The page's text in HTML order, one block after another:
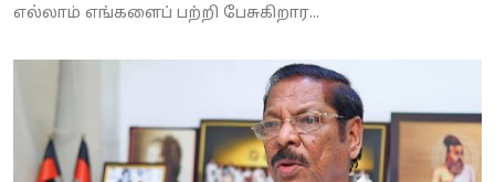
எல்லாம் எங்களைப் பற்றி பேசுகிறார...